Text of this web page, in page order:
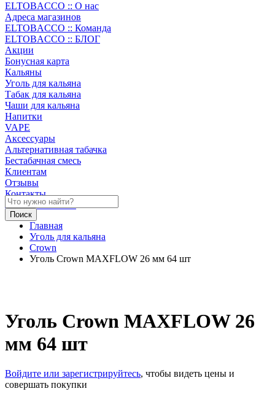
ELTOBACCO :: О нас
Адреса магазинов
ELTOBACCO :: Команда
ELTOBACCO :: БЛОГ
Акции
Бонусная карта
Кальяны
Уголь для кальяна
Табак для кальяна
Чаши для кальяна
Напитки
VAPE
Аксессуары
Альтернативная табачка
Бестабачная смесь
Клиентам
Отзывы
Контакты
Личный кабинет
Главная
Уголь для кальяна
Crown
Уголь Crown MAXFLOW 26 мм 64 шт
Уголь Crown MAXFLOW 26
мм 64 шт
Войдите или зарегистрируйтесь, чтобы видеть цены и
совершать покупки